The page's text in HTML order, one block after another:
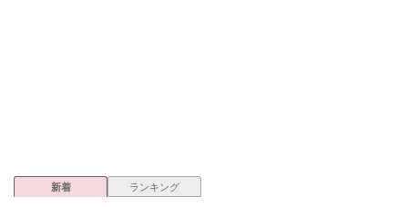
新着 ランキング